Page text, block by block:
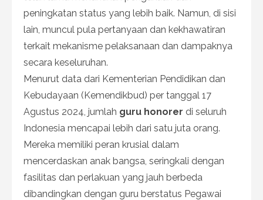
peningkatan status yang lebih baik. Namun, di sisi
lain, muncul pula pertanyaan dan kekhawatiran
terkait mekanisme pelaksanaan dan dampaknya
secara keseluruhan.
Menurut data dari Kementerian Pendidikan dan
Kebudayaan (Kemendikbud) per tanggal 17
Agustus 2024, jumlah guru honorer di seluruh
Indonesia mencapai lebih dari satu juta orang.
Mereka memiliki peran krusial dalam
mencerdaskan anak bangsa, seringkali dengan
fasilitas dan perlakuan yang jauh berbeda
dibandingkan dengan guru berstatus Pegawai